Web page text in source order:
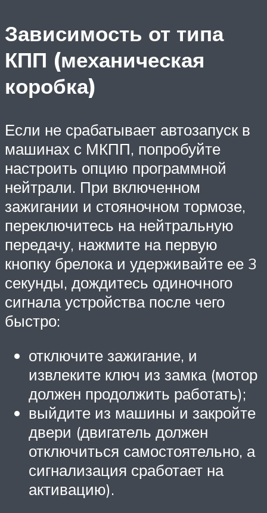
Зависимость от типа
КПП (механическая
коробка)
Если не срабатывает автозапуск в
машинах с МКПП, попробуйте
настроить опцию программной
нейтрали. При включенном
зажигании и стояночном тормозе,
переключитесь на нейтральную
передачу, нажмите на первую
кнопку брелока и удерживайте ее 3
секунды, дождитесь одиночного
сигнала устройства после чего
быстро:
отключите зажигание, и
извлеките ключ из замка (мотор
должен продолжить работать);
выйдите из машины и закройте
двери (двигатель должен
отключиться самостоятельно, а
сигнализация сработает на
активацию).